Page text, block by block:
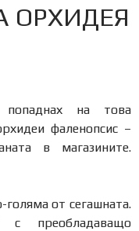
ОРХИДЕЯ
на това
фаленопсис –
в магазините.
голяма от сегашната.
с преобладаващо